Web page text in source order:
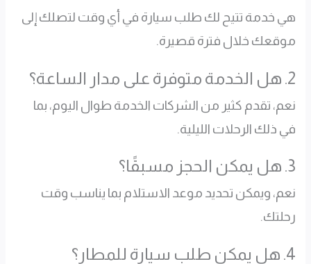
هي خدمة تتيح لك طلب سيارة في أي وقت لتصلك إلى
موقعك خلال فترة قصيرة.
2. هل الخدمة متوفرة على مدار الساعة؟
نعم، تقدم كثير من الشركات الخدمة طوال اليوم، بما
في ذلك الرحلات الليلية.
3. هل يمكن الحجز مسبقًا؟
نعم، ويمكن تحديد موعد الاستلام بما يناسب وقت
رحلتك.
4. هل يمكن طلب سيارة للمطار؟